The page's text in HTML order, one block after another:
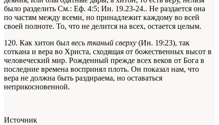
было разделить См.: Еф. 4:5; Ин. 19.23-24.. Не раздается она
по частям между всеми, но принадлежит каждому во всей
своей полноте. То, что не делится на всех, остается целым.
120. Как хитон был весь тканый сверху (Ин. 19:23), так
соткана и вера во Христа, сходящая от божественных высот в
человеческий мир. Рожденный прежде всех веков от Бога в
последние времена воспринял плоть. Он показал нам, что
вера не должна быть раздираема, но оставаться
неприкосновенной.
Источник